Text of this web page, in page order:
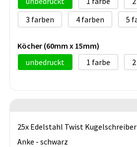
3
4 5
Köcher (60mm x 15mm)
unbedruckt
1 2
25x Edelstahl Twist Kugelschreiber
Anke - schwarz